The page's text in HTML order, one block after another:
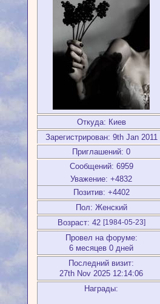
Откуда: Киев
Зарегистрирован: 9th Jan 2011
Приглашений: 0
Сообщений: 6959
Уважение: +4832
Позитив: +4402
Пол: Женский
Возраст: 42 [1984-05-23]
Провел на форуме:
6 месяцев 0 дней
Последний визит:
27th Nov 2025 12:14:06
Награды: